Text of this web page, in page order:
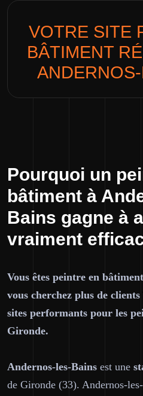
VOTRE SITE
BÂTIMENT
Pourquoi un
bâtiment à
Bains gagne à
vraiment
Vous êtes peintre en
vous cherchez plus de
sites performants pour les
Gironde.
Andernos-les-Bains est une
de Gironde (33). Andernos-